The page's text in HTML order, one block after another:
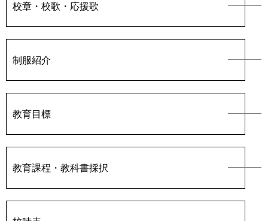
校章・校歌・応援歌
制服紹介
教育目標
教育課程・教科書採択